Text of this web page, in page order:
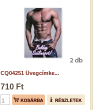
CQ04251 Üvegcímke...
710 Ft